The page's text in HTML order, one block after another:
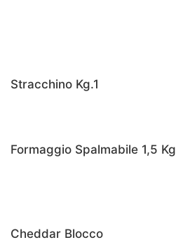
Stracchino Kg.1
Formaggio Spalmabile 1,5 Kg
Cheddar Blocco